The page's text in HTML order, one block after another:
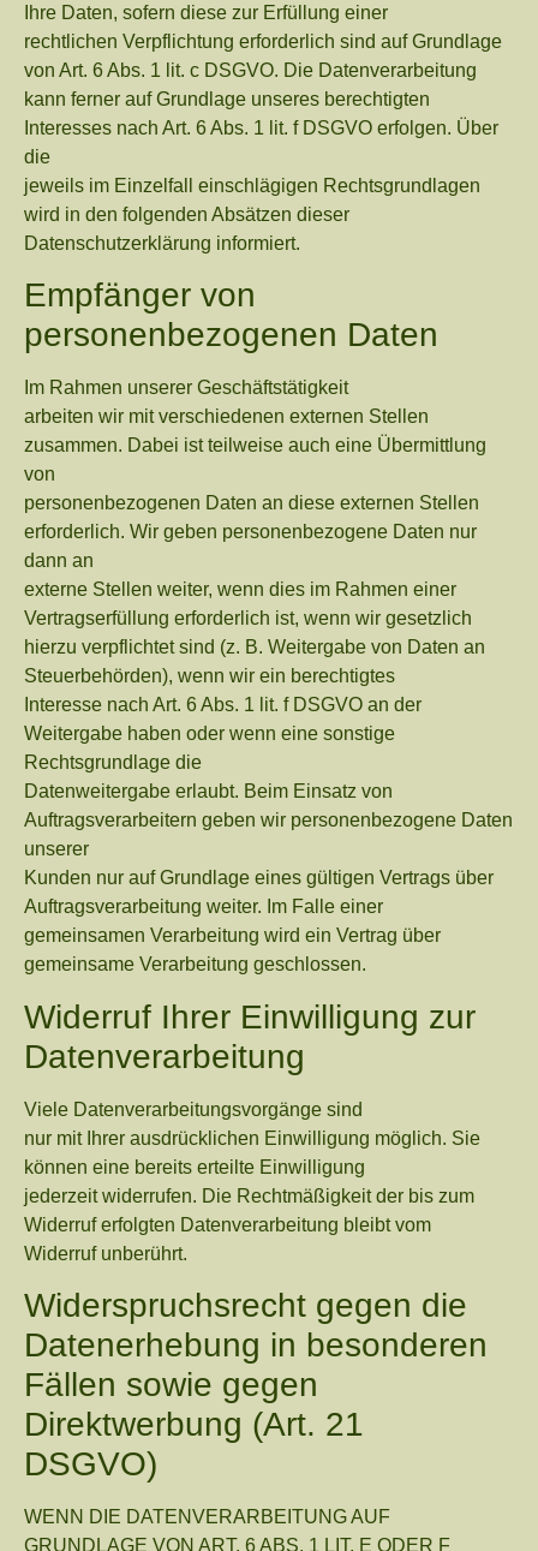
Ihre Daten, sofern diese zur Erfüllung einer
rechtlichen Verpflichtung erforderlich sind auf Grundlage
von Art. 6 Abs. 1 lit. c DSGVO. Die Datenverarbeitung
kann ferner auf Grundlage unseres berechtigten
Interesses nach Art. 6 Abs. 1 lit. f DSGVO erfolgen. Über
die
jeweils im Einzelfall einschlägigen Rechtsgrundlagen
wird in den folgenden Absätzen dieser
Datenschutzerklärung informiert.
Empfänger von
personenbezogenen Daten
Im Rahmen unserer Geschäftstätigkeit
arbeiten wir mit verschiedenen externen Stellen
zusammen. Dabei ist teilweise auch eine Übermittlung
von
personenbezogenen Daten an diese externen Stellen
erforderlich. Wir geben personenbezogene Daten nur
dann an
externe Stellen weiter, wenn dies im Rahmen einer
Vertragserfüllung erforderlich ist, wenn wir gesetzlich
hierzu verpflichtet sind (z. B. Weitergabe von Daten an
Steuerbehörden), wenn wir ein berechtigtes
Interesse nach Art. 6 Abs. 1 lit. f DSGVO an der
Weitergabe haben oder wenn eine sonstige
Rechtsgrundlage die
Datenweitergabe erlaubt. Beim Einsatz von
Auftragsverarbeitern geben wir personenbezogene Daten
unserer
Kunden nur auf Grundlage eines gültigen Vertrags über
Auftragsverarbeitung weiter. Im Falle einer
gemeinsamen Verarbeitung wird ein Vertrag über
gemeinsame Verarbeitung geschlossen.
Widerruf Ihrer Einwilligung zur
Datenverarbeitung
Viele Datenverarbeitungsvorgänge sind
nur mit Ihrer ausdrücklichen Einwilligung möglich. Sie
können eine bereits erteilte Einwilligung
jederzeit widerrufen. Die Rechtmäßigkeit der bis zum
Widerruf erfolgten Datenverarbeitung bleibt vom
Widerruf unberührt.
Widerspruchsrecht gegen die
Datenerhebung in besonderen
Fällen sowie gegen
Direktwerbung (Art. 21
DSGVO)
WENN DIE DATENVERARBEITUNG AUF
GRUNDLAGE VON ART. 6 ABS. 1 LIT. E ODER F